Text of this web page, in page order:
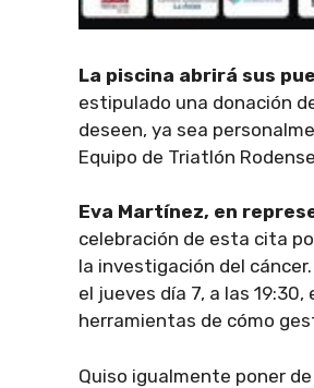
La piscina abrirá sus
estipulado una donación
deseen, ya sea
Equipo de Triatlón
Eva Martínez, en
celebración de esta cita
la investigación del
el jueves día 7, a las
herramientas de cómo
Quiso igualmente poner